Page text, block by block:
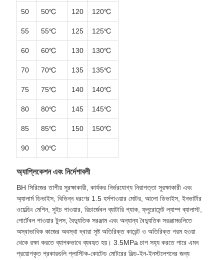
50 50℃ 120 120℃
55 55℃ 125 125℃
60 60℃ 130 130℃
70 70℃ 135 135℃
75 75℃ 140 140℃
80 80℃ 145 145℃
85 85℃ 150 150℃
90 90℃
অ্যাপ্লিকেশন এবং নির্দেশাবলী
BH সিরিজের তাপীয় সুরক্ষাকারী, কার্যকর নির্ভরযোগ্য নিরাপত্তা সুরক্ষাকারী এবং
অ্যালার্ম ডিভাইস, বিভিন্ন ধরণের 1.5 হর্সপাওয়ার মোটর, আলো ডিভাইস, ইনভার্টার
ওয়েল্ডিং মেশিন, সুইচ পাওয়ার, রিচার্জেবল ব্যাটারি প্যাক, ফ্লুরোসেন্ট ল্যাম্প ব্যালাস্ট,
পোর্টেবল পাওয়ার টুলস, বৈদ্যুতিক সরঞ্জাম এবং অন্যান্য বৈদ্যুতিক সরঞ্জামগুলিতে
অস্বাভাবিক কাজের অবস্থা দ্বারা সৃষ্ট অতিরিক্ত কারেন্ট ও অতিরিক্ত গরম হওয়া
থেকে রক্ষা করতে ব্যাপকভাবে ব্যবহৃত হয়। 3.5MPa চাপ সহ্য করতে পারে এমন
প্রয়োগকৃত প্রকারগুলি প্লাস্টিক-কোটেড মোটরের বিল্ড-ইন-ইনস্টলেশনের জন্য